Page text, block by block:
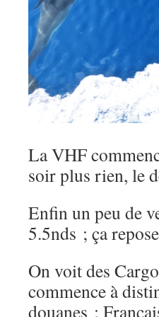
La VHF
soir plus rien, le
Enfin un peu de
5.5nds ; ça
On voit des
commence à
douanes :